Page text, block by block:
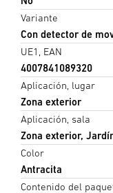
Variante
Con detector de
UE1, EAN
4007841089320
Aplicación, lugar
Zona exterior
Aplicación, sala
Zona exterior,
Color
Antracita
Contenido del